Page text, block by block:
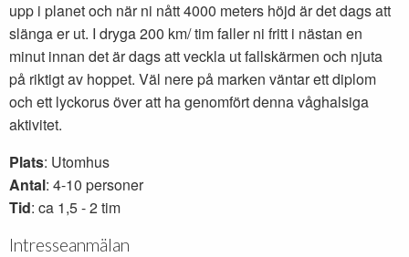
upp i planet och när ni nått 4000 meters höjd är det dags att
slänga er ut. I dryga 200 km/ tim faller ni fritt i nästan en
minut innan det är dags att veckla ut fallskärmen och njuta
på riktigt av hoppet. Väl nere på marken väntar ett diplom
och ett lyckorus över att ha genomfört denna våghalsiga
aktivitet.
Plats: Utomhus
Antal: 4-10 personer
Tid: ca 1,5 - 2 tim
Intresseanmälan